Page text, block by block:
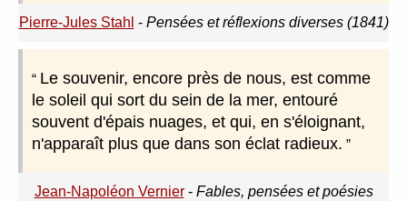
Pierre-Jules Stahl - Pensées et réflexions diverses (1841)
Le souvenir, encore près de nous, est comme
le soleil qui sort du sein de la mer, entouré
souvent d'épais nuages, et qui, en s'éloignant,
n'apparaît plus que dans son éclat radieux.
Jean-Napoléon Vernier- Fables, pensées et poésies